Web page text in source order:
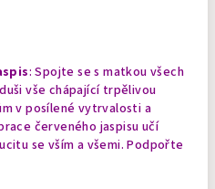
: Spojte se s matkou všech
vše chápající trpělivou
v posílené vytrvalosti a
červeného jaspisu učí
se vším a všemi. Podpořte